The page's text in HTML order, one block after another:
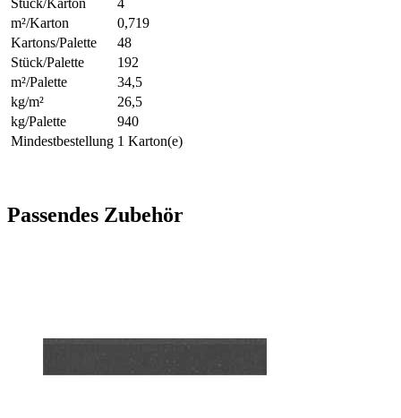
m²/Karton
0,719
Kartons/Palette
48
Stück/Palette
192
m²/Palette
34,5
kg/m²
26,5
kg/Palette
940
Mindestbestellung 1 Karton(e)
Passendes Zubehör